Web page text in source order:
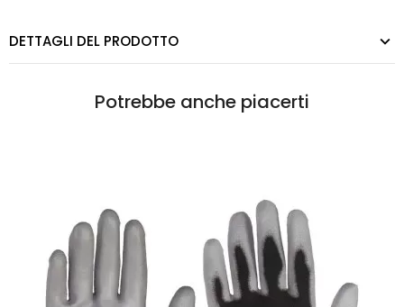
DETTAGLI DEL PRODOTTO
Potrebbe anche piacerti